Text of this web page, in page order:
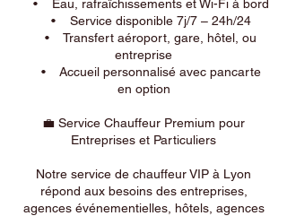
• Eau, rafraîchissements et Wi-Fi à bord
• Service disponible 7j/7 – 24h/24
• Transfert aéroport, gare, hôtel, ou
entreprise
• Accueil personnalisé avec pancarte
en option
💼 Service Chauffeur Premium pour
Entreprises et Particuliers
Notre service de chauffeur VIP à Lyon
répond aux besoins des entreprises,
agences événementielles, hôtels, agences